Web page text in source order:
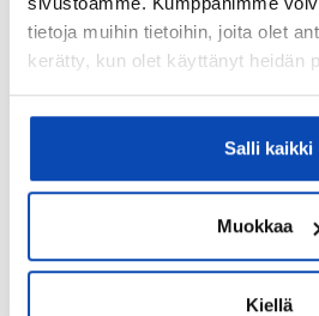
tietoja muihin tietoihin, joita olet
kerätty, kun olet käyttänyt heidän
Salli kaikki
Muokkaa
Kiellä
Isännöitsijäntodistuksen
03.07.2024
1988
1988
Rakennus- ja pintamateriaalit:
Betoni